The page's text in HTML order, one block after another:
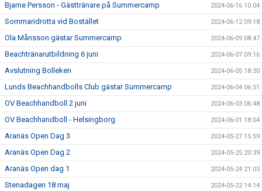
Bjarne Persson - Gästtränare på Summercamp 2024-06-16 10:04
Sommaridrotta vid Bostället 2024-06-12 09:18
Ola Månsson gästar Summercamp 2024-06-09 08:47
Beachtränarutbildning 6 juni 2024-06-07 09:16
Avslutning Bolleken 2024-06-05 18:30
Lunds Beachhandbolls Club gästar Summercamp 2024-06-04 06:51
OV Beachhandboll 2 juni 2024-06-03 06:48
OV Beachhandboll - Helsingborg 2024-06-01 18:04
Aranäs Open Dag 3 2024-05-27 15:59
Aranäs Open Dag 2 2024-05-25 20:39
Aranäs Open dag 1 2024-05-24 21:03
Stenadagen 18 maj 2024-05-22 14:14